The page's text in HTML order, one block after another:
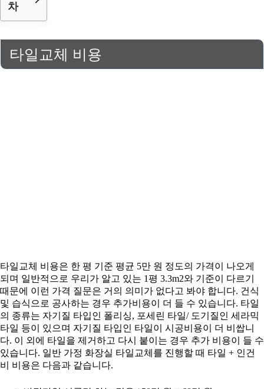
차
타일교체 비용
타일교체 비용은 한 평 기준 평균 5만 원 정도의 가격이 나오게
되며 일반적으로 우리가 알고 있는 1평 3.3m2와 기준이 다르기
때문에 이런 가격 질문은 거의 의미가 없다고 봐야 합니다. 건식
및 습식으로 공사하는 경우 추가비용이 더 들 수 있습니다. 타일
의 종류는 자기질 타입인 폴리싱, 포세린 타일/ 도기질인 세라믹
타일 등이 있으며 자기질 타입인 타일이 시공비용이 더 비쌉니
다. 이 외에 타일을 제거하고 다시 붙이는 경우 추가 비용이 들 수
있습니다. 일반 가정 화장실 타일교체를 진행할 때 타일 + 인건
비 비용은 다음과 같습니다.